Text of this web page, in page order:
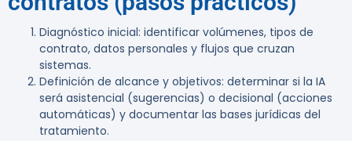
Diagnóstico inicial: identificar volúmenes, tipos de
contrato, datos personales y flujos que cruzan
sistemas.
Definición de alcance y objetivos: determinar si la IA
será asistencial (sugerencias) o decisional (acciones
automáticas) y documentar las bases jurídicas del
tratamiento.